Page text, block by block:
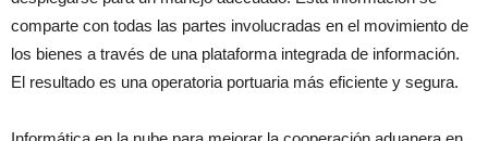
comparte con todas las partes involucradas en el movimiento de
los bienes a través de una plataforma integrada de información.
El resultado es una operatoria portuaria más eficiente y segura.